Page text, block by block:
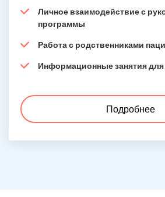
Личное взаимодействие с
программы
Работа с родственниками
Информационные занятия для
Подробнее